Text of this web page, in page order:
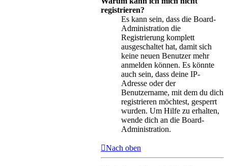
registrieren?
Es kann sein, dass die Board-
Administration die
Registrierung komplett
ausgeschaltet hat, damit sich
keine neuen Benutzer mehr
anmelden können. Es könnte
auch sein, dass deine IP-
Adresse oder der
Benutzername, mit dem du dich
registrieren möchtest, gesperrt
wurden. Um Hilfe zu erhalten,
wende dich an die Board-
Administration.
Nach oben